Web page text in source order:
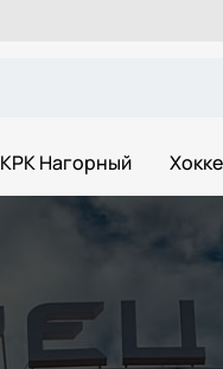
КРК Нагорный